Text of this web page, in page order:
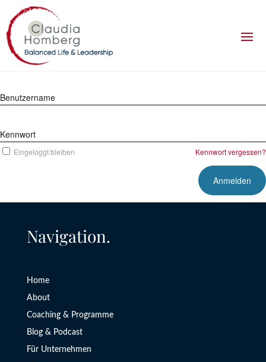
Benutzername
Kennwort
Eingeloggt bleiben Kennwort vergessen?
Navigation.
Home
About
Coaching & Programme
Blog & Podcast
Für Unternehmen